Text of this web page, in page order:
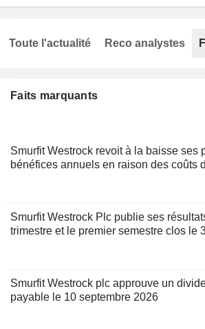
Faits marquants
Smurfit Westrock revoit à la baisse ses
bénéfices annuels en raison des coûts
Smurfit Westrock Plc publie ses
trimestre et le premier semestre clos le
Smurfit Westrock plc approuve un
payable le 10 septembre 2026
Toute l'actualité Reco analystes